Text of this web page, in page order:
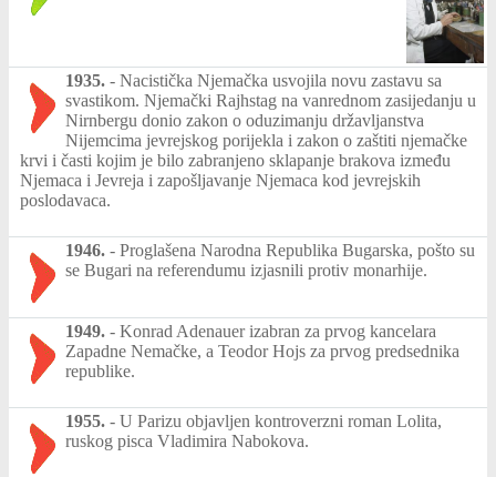
1935. - Nacistička Njemačka usvojila novu zastavu sa
svastikom. Njemački Rajhstag na vanrednom zasijedanju u
Nirnbergu donio zakon o oduzimanju državljanstva
Nijemcima jevrejskog porijekla i zakon o zaštiti njemačke
krvi i časti kojim je bilo zabranjeno sklapanje brakova između
Njemaca i Jevreja i zapošljavanje Njemaca kod jevrejskih
poslodavaca.
1946. - Proglašena Narodna Republika Bugarska, pošto su
se Bugari na referendumu izjasnili protiv monarhije.
1949. - Konrad Adenauer izabran za prvog kancelara
Zapadne Nemačke, a Teodor Hojs za prvog predsednika
republike.
1955. - U Parizu objavljen kontroverzni roman Lolita,
ruskog pisca Vladimira Nabokova.